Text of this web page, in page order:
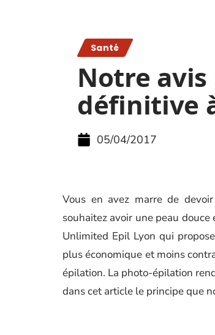
Santé
Notre avis
définitive
05/04/2017
Vous en avez marre de
souhaitez avoir une peau
Unlimited Epil Lyon qui
plus économique et moins
épilation. La photo-épilation
dans cet article le principe que